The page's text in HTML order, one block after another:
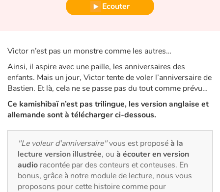
Héroïnes et héros
Écologie, nature, saisons
Les animaux
Voyage, épopée, enquête, aventure
Autour du monde
Apprentissage
Ecouter
Victor n’est pas un monstre comme les autres…
Ainsi, il aspire avec une paille, les anniversaires des
enfants. Mais un jour, Victor tente de voler l’anniversaire de
Bastien. Et là, cela ne se passe pas du tout comme prévu…
Ce kamishibaï n’est pas trilingue, les version anglaise et
allemande sont à télécharger ci-dessous.
"Le voleur d'anniversaire"vous est proposéà la
lecture version illustrée, ou à écouter en version
audio racontée par des conteurs et conteuses. En
bonus, grâce à notre module de lecture, nous vous
proposons pour cette histoire comme pour